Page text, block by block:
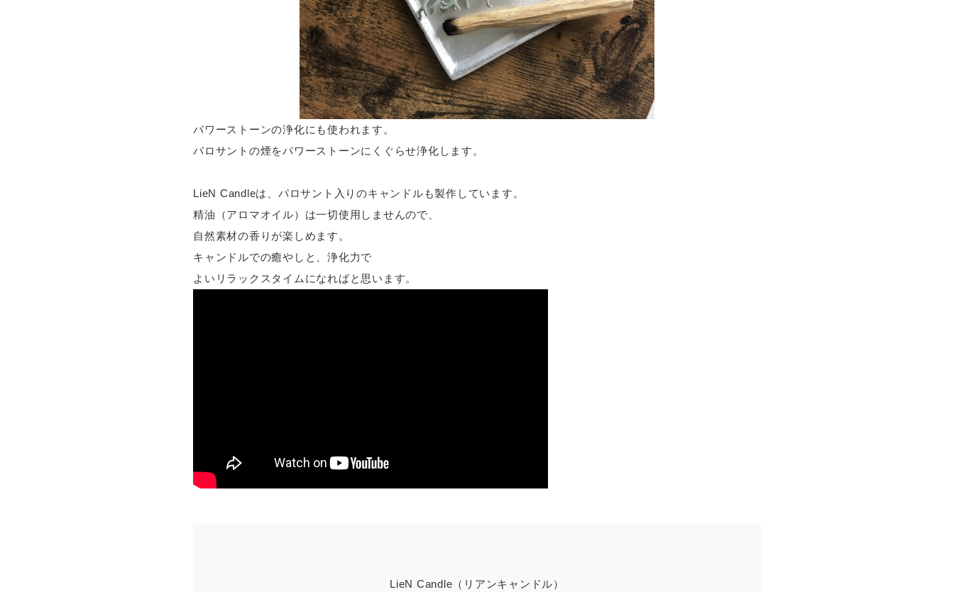
パワーストーンの浄化にも使われます。
パロサントの煙をパワーストーンにくぐらせ浄化します。
LieN Candleは、パロサント入りのキャンドルも製作しています。
精油（アロマオイル）は一切使用しませんので、
自然素材の香りが楽しめます。
キャンドルでの癒やしと、浄化力で
よいリラックスタイムになればと思います。
LieN Candle（リアンキャンドル）